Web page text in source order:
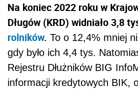
Na koniec 2022 roku w
Długów (KRD) widniało 3,8
rolników. To o 12,4% mniej
gdy było ich 4,4 tys.
Rejestru Dłużników BIG
informacji kredytowych BIK,